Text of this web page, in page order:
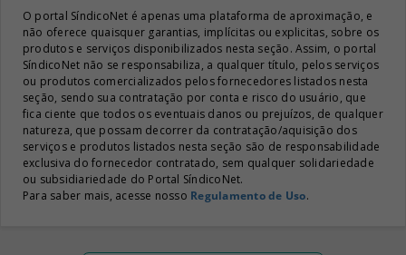
O portal SíndicoNet é apenas uma plataforma de aproximação, e
não oferece quaisquer garantias, implícitas ou explicitas, sobre os
produtos e serviços disponibilizados nesta seção. Assim, o portal
SíndicoNet não se responsabiliza, a qualquer título, pelos serviços
ou produtos comercializados pelos fornecedores listados nesta
seção, sendo sua contratação por conta e risco do usuário, que
fica ciente que todos os eventuais danos ou prejuízos, de qualquer
natureza, que possam decorrer da contratação/aquisição dos
serviços e produtos listados nesta seção são de responsabilidade
exclusiva do fornecedor contratado, sem qualquer solidariedade
ou subsidiariedade do Portal SíndicoNet.
Para saber mais, acesse nosso Regulamento de Uso.